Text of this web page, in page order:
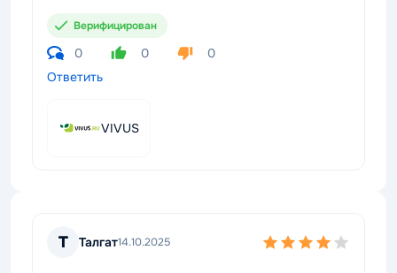
Верифицирован
0 0
0
Ответить
VIVUS
Т Талгат14.10.2025